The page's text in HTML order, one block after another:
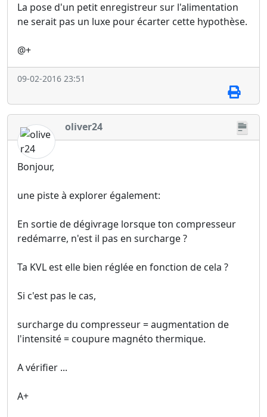
La pose d'un petit enregistreur sur l'alimentation
ne serait pas un luxe pour écarter cette hypothèse.
@+
09-02-2016 23:51
oliver24
Bonjour,
une piste à explorer également:
En sortie de dégivrage lorsque ton compresseur
redémarre, n'est il pas en surcharge ?
Ta KVL est elle bien réglée en fonction de cela ?
Si c'est pas le cas,
surcharge du compresseur = augmentation de
l'intensité = coupure magnéto thermique.
A vérifier ...
A+